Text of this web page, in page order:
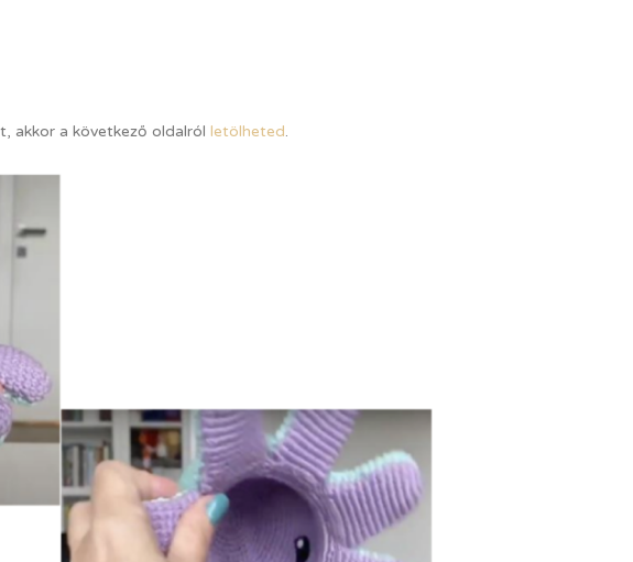
akkor a következő oldalról letölheted.